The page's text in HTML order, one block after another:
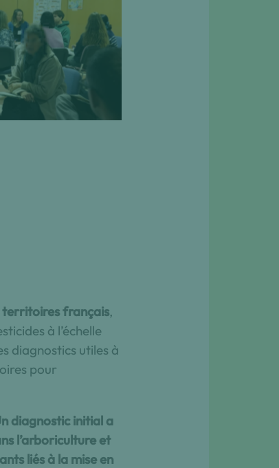
journée dédiée
Photo :
territoires français,
à l’échelle
diagnostics utiles à
pour
diagnostic initial a
l’arboriculture et
liés à la mise en